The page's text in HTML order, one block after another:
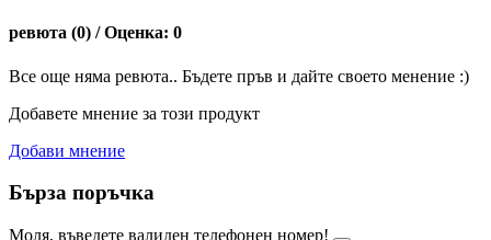
ревюта (0) / Оценка: 0
Все още няма ревюта.. Бъдете пръв и дайте своето менение :)
Добавете мнение за този продукт
Добави мнение
Бърза поръчка
Моля, въведете валиден телефонен номер!